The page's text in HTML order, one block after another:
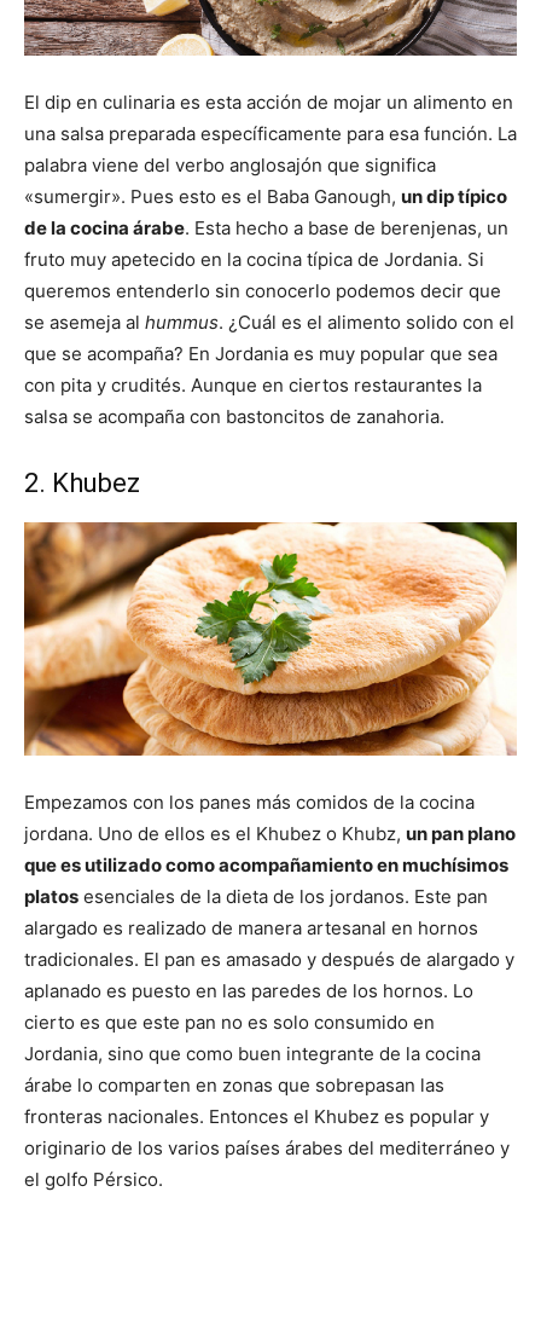
El dip en culinaria es esta acción de mojar un alimento en
una salsa preparada específicamente para esa función. La
palabra viene del verbo anglosajón que significa
«sumergir». Pues esto es el Baba Ganough, un dip típico
de la cocina árabe. Esta hecho a base de berenjenas, un
fruto muy apetecido en la cocina típica de Jordania. Si
queremos entenderlo sin conocerlo podemos decir que
se asemeja al hummus. ¿Cuál es el alimento solido con el
que se acompaña? En Jordania es muy popular que sea
con pita y crudités. Aunque en ciertos restaurantes la
salsa se acompaña con bastoncitos de zanahoria.
2. Khubez
Empezamos con los panes más comidos de la cocina
jordana. Uno de ellos es el Khubez o Khubz, un pan plano
que es utilizado como acompañamiento en muchísimos
platos esenciales de la dieta de los jordanos. Este pan
alargado es realizado de manera artesanal en hornos
tradicionales. El pan es amasado y después de alargado y
aplanado es puesto en las paredes de los hornos. Lo
cierto es que este pan no es solo consumido en
Jordania, sino que como buen integrante de la cocina
árabe lo comparten en zonas que sobrepasan las
fronteras nacionales. Entonces el Khubez es popular y
originario de los varios países árabes del mediterráneo y
el golfo Pérsico.